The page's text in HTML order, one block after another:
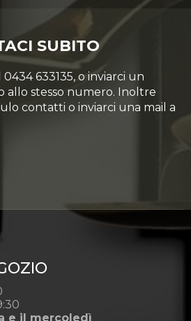
SUBITO
633135, o inviarci un
allo stesso numero. Inoltre
contatti o inviarci una mail a
e il mercoledì